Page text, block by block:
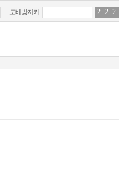
도배방지키 2 2 2